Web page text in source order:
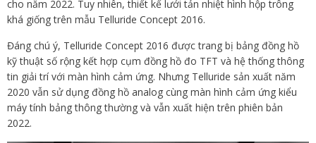
cho năm 2022. Tuy nhiên, thiết kế lưới tản nhiệt hình hộp trông
khá giống trên mẫu Telluride Concept 2016.
Đáng chú ý, Telluride Concept 2016 được trang bị bảng đồng hồ
kỹ thuật số rộng kết hợp cụm đồng hồ đo TFT và hệ thống thông
tin giải trí với màn hình cảm ứng. Nhưng Telluride sản xuất năm
2020 vẫn sử dụng đồng hồ analog cùng màn hình cảm ứng kiểu
máy tính bảng thông thường và vẫn xuất hiện trên phiên bản
2022.